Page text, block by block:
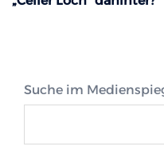
Suche im